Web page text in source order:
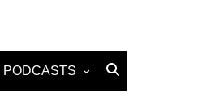
PODCASTS